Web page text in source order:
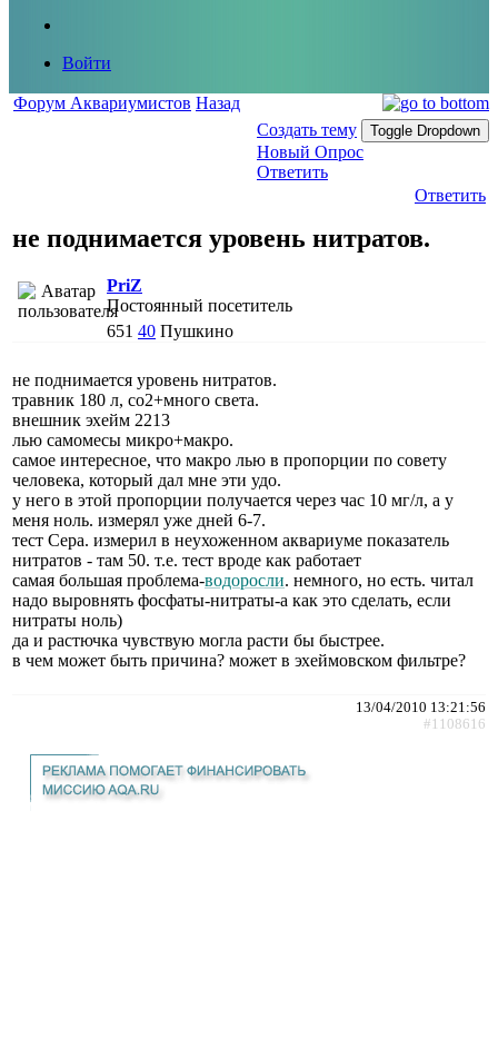
Войти
Форум Аквариумистов Назад
Создать тему
Toggle Dropdown
Новый Опрос
Ответить
Ответить
не поднимается уровень нитратов.
PriZ
Постоянный посетитель
651 40 Пушкино
не поднимается уровень нитратов.
травник 180 л, со2+много света.
внешник эхейм 2213
лью самомесы микро+макро.
самое интересное, что макро лью в пропорции по совету
человека, который дал мне эти удо.
у него в этой пропорции получается через час 10 мг/л, а у
меня ноль. измерял уже дней 6-7.
тест Сера. измерил в неухоженном аквариуме показатель
нитратов - там 50. т.е. тест вроде как работает
самая большая проблема-водоросли. немного, но есть. читал
надо выровнять фосфаты-нитраты-а как это сделать, если
нитраты ноль)
да и растючка чувствую могла расти бы быстрее.
в чем может быть причина? может в эхеймовском фильтре?
13/04/2010 13:21:56
#1108616